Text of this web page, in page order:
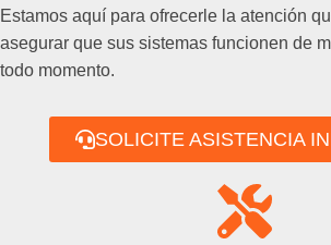
Estamos aquí para ofrecerle la atención
asegurar que sus sistemas funcionen de
todo momento.
SOLICITE ASISTENCIA